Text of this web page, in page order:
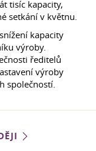
tisíc kapacity,
setkání v květnu.
kapacity
výroby.
ředitelů
výroby
společností.